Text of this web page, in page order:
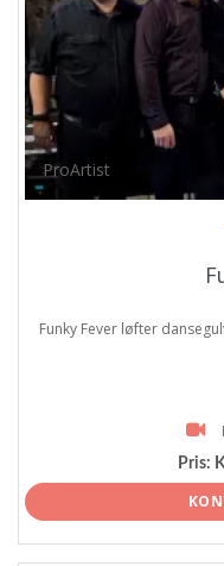
ProArtist
Funky Fever løfter
Pris: